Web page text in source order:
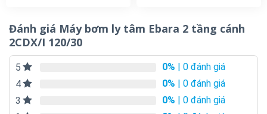
Đánh giá Máy bơm ly tâm Ebara 2 tầng cánh
2CDX/I 120/30
5 0% | 0 đánh giá
4
0% | 0 đánh giá
3
0% | 0 đánh giá